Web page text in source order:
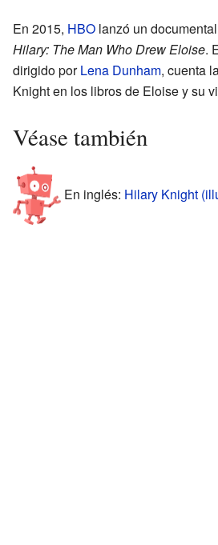
En 2015, HBO lanzó un
Hilary: The Man Who Drew Eloise.
dirigido porLena Dunham, cuenta
Knight en los libros de Eloise y su
Véase también
En inglés: Hilary Knight